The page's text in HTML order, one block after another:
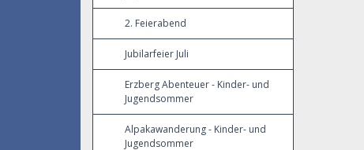
2. Feierabend
Jubilarfeier Juli
Erzberg Abenteuer - Kinder- und
Jugendsommer
Alpakawanderung - Kinder- und
Jugendsommer